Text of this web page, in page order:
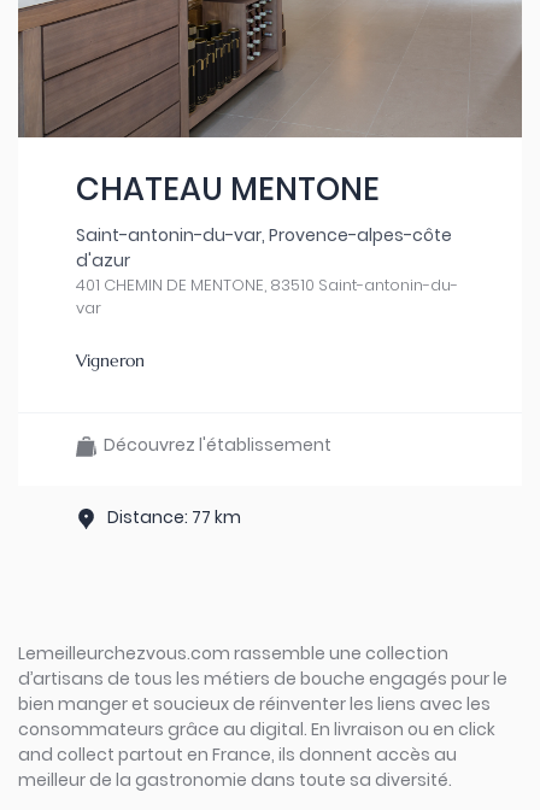
CHATEAU MENTONE
Saint-antonin-du-var, Provence-alpes-côte
d'azur
401 CHEMIN DE MENTONE, 83510 Saint-antonin-du-
var
Vigneron
Découvrez l'établissement
Distance: 77 km
Lemeilleurchezvous.com rassemble une collection
d’artisans de tous les métiers de bouche engagés pour le
bien manger et soucieux de réinventer les liens avec les
consommateurs grâce au digital. En livraison ou en click
and collect partout en France, ils donnent accès au
meilleur de la gastronomie dans toute sa diversité.